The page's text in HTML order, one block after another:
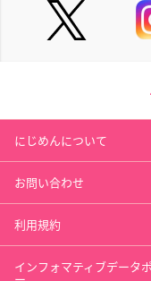
にじめんについて
お問い合わせ
利用規約
インフォマティブデータ